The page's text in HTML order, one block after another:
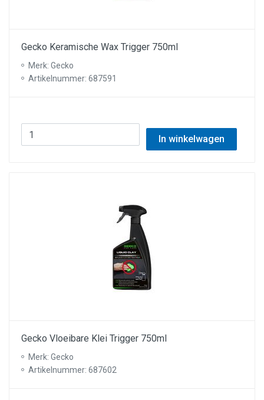
Gecko Keramische Wax Trigger 750ml
Merk: Gecko
Artikelnummer: 687591
In winkelwagen
Gecko Vloeibare Klei Trigger 750ml
Merk: Gecko
Artikelnummer: 687602